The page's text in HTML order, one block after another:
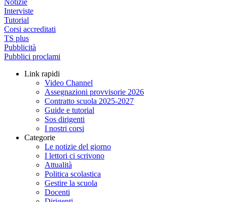
Notizie
Interviste
Tutorial
Corsi accreditati
TS plus
Pubblicità
Pubblici proclami
Link rapidi
Video Channel
Assegnazioni provvisorie 2026
Contratto scuola 2025-2027
Guide e tutorial
Sos dirigenti
I nostri corsi
Categorie
Le notizie del giorno
I lettori ci scrivono
Attualità
Politica scolastica
Gestire la scuola
Docenti